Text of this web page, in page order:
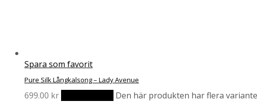
Spara som favorit
Pure Silk Långkalsong – Lady Avenue
699.00 kr Den här produkten har flera